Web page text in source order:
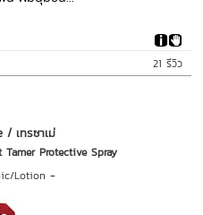
21 รีวิว
/ เทรซาเม่
Protective Spray
Lotion -